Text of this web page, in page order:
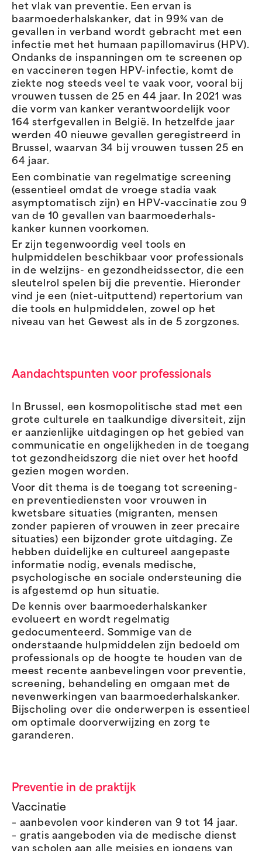
het vlak van preventie. Een ervan is
baarmoederhalskanker, dat in 99% van de
gevallen in verband wordt gebracht met een
infectie met het humaan papillomavirus (HPV).
Ondanks de inspanningen om te screenen op
en vaccineren tegen HPV-infectie, komt de
ziekte nog steeds veel te vaak voor, vooral bij
vrouwen tussen de 25 en 44 jaar. In 2021 was
die vorm van kanker verantwoordelijk voor
164 sterfgevallen in België. In hetzelfde jaar
werden 40 nieuwe gevallen geregistreerd in
Brussel, waarvan 34 bij vrouwen tussen 25 en
64 jaar.
Een combinatie van regelmatige screening
(essentieel omdat de vroege stadia vaak
asymptomatisch zijn) en HPV-vaccinatie zou 9
van de 10 gevallen van baarmoederhals-
kanker kunnen voorkomen.
Er zijn tegenwoordig veel tools en
hulpmiddelen beschikbaar voor professionals
in de welzijns- en gezondheidssector, die een
sleutelrol spelen bij die preventie. Hieronder
vind je een (niet-uitputtend) repertorium van
die tools en hulpmiddelen, zowel op het
niveau van het Gewest als in de 5 zorgzones.
Aandachtspunten voor professionals
In Brussel, een kosmopolitische stad met een
grote culturele en taalkundige diversiteit, zijn
er aanzienlijke uitdagingen op het gebied van
communicatie en ongelijkheden in de toegang
tot gezondheidszorg die niet over het hoofd
gezien mogen worden.
Voor dit thema is de toegang tot screening-
en preventiediensten voor vrouwen in
kwetsbare situaties (migranten, mensen
zonder papieren of vrouwen in zeer precaire
situaties) een bijzonder grote uitdaging. Ze
hebben duidelijke en cultureel aangepaste
informatie nodig, evenals medische,
psychologische en sociale ondersteuning die
is afgestemd op hun situatie.
De kennis over baarmoederhalskanker
evolueert en wordt regelmatig
gedocumenteerd. Sommige van de
onderstaande hulpmiddelen zijn bedoeld om
professionals op de hoogte te houden van de
meest recente aanbevelingen voor preventie,
screening, behandeling en omgaan met de
nevenwerkingen van baarmoederhalskanker.
Bijscholing over die onderwerpen is essentieel
om optimale doorverwijzing en zorg te
garanderen.
Preventie in de praktijk
Vaccinatie
– aanbevolen voor kinderen van 9 tot 14 jaar.
– gratis aangeboden via de medische dienst